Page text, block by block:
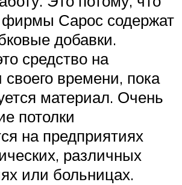
Сарос содержат
добавки.
средство на
времени, пока
материал. Очень
потолки
на предприятиях
различных
или больницах.